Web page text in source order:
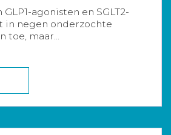
agonisten en SGLT2-
in negen onderzochte
toe, maar...